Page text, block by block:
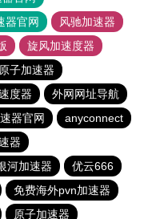
器官网
风驰加速器
旋风加速度器
原子加速器
度器
外网网址导航
器官网
anyconnect
器
河加速器
优云666
免费海外pvn加速器
原子加速器